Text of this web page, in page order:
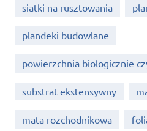
siatki na rusztowania
plandeki budowlane
powierzchnia biologicznie
substrat ekstensywny
mata rozchodnikowa